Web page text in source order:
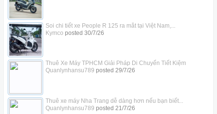
Soi chi tiết xe People R 125 ra mắt tại Việt Nam,...
Kymco posted 30/7/26
Thuê Xe Máy TPHCM Giải Pháp Di Chuyển Tiết Kiệm
Quanlynhansu789 posted 29/7/26
Thuê xe máy Nha Trang dễ dàng hơn nếu bạn biết...
Quanlynhansu789 posted 21/7/26